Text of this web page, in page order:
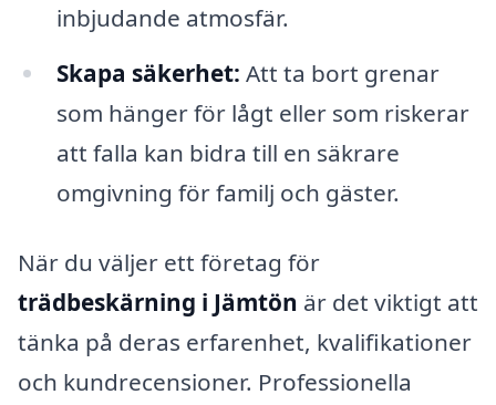
inbjudande atmosfär.
Skapa säkerhet: Att ta bort grenar
som hänger för lågt eller som riskerar
att falla kan bidra till en säkrare
omgivning för familj och gäster.
När du väljer ett företag för
trädbeskärning i Jämtön är det viktigt att
tänka på deras erfarenhet, kvalifikationer
och kundrecensioner. Professionella